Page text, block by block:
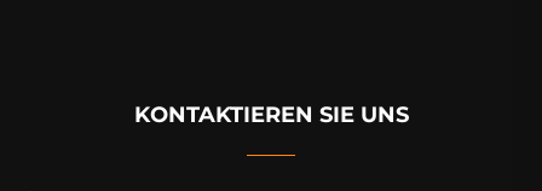
KONTAKTIEREN SIE UNS